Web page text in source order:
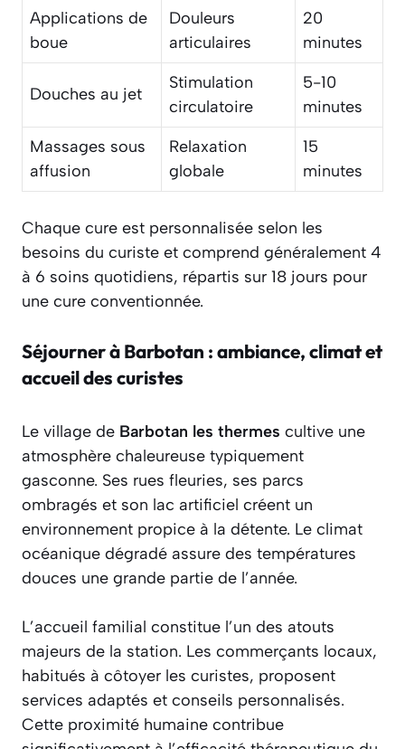
Applications de
boue
Douleurs
articulaires
20
minutes
Douches au jet
Stimulation
circulatoire
5-10
minutes
Massages sous
affusion
Relaxation
globale
15
minutes
Chaque cure est personnalisée selon les
besoins du curiste et comprend généralement 4
à 6 soins quotidiens, répartis sur 18 jours pour
une cure conventionnée.
Séjourner à Barbotan : ambiance, climat et
accueil des curistes
Le village de Barbotan les thermes cultive une
atmosphère chaleureuse typiquement
gasconne. Ses rues fleuries, ses parcs
ombragés et son lac artificiel créent un
environnement propice à la détente. Le climat
océanique dégradé assure des températures
douces une grande partie de l’année.
L’accueil familial constitue l’un des atouts
majeurs de la station. Les commerçants locaux,
habitués à côtoyer les curistes, proposent
services adaptés et conseils personnalisés.
Cette proximité humaine contribue